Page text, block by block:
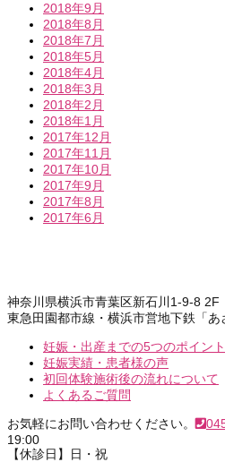
2018年9月
2018年8月
2018年7月
2018年5月
2018年4月
2018年3月
2018年2月
2018年1月
2017年12月
2017年11月
2017年10月
2017年9月
2017年8月
2017年6月
神奈川県横浜市青葉区新石川1-9-8 2F
東急田園都市線・横浜市営地下鉄「
妊娠・出産までの5つのポイント
妊娠実績・患者様の声
初回体験施術後の流れについて
よくあるご質問
お気軽にお問い合わせください。
19:00
【休診日】日・祝